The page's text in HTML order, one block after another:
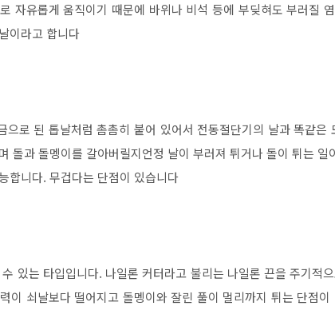
자유롭게 움직이기 때문에 바위나 비석 등에 부딪혀도 부러질
이라고 합니다
으로 된 톱날처럼 촘촘히 붙어 있어서 전동절단기의 날과 똑같은
돌과 돌멩이를 갈아버릴지언정 날이 부러져 튀거나 돌이 튀는 일
합니다. 무겁다는 단점이 있습니다
있는 타입입니다. 나일론 커터라고 불리는 나일론 끈을 주기적
이 쇠날보다 떨어지고 돌멩이와 잘린 풀이 멀리까지 튀는 단점